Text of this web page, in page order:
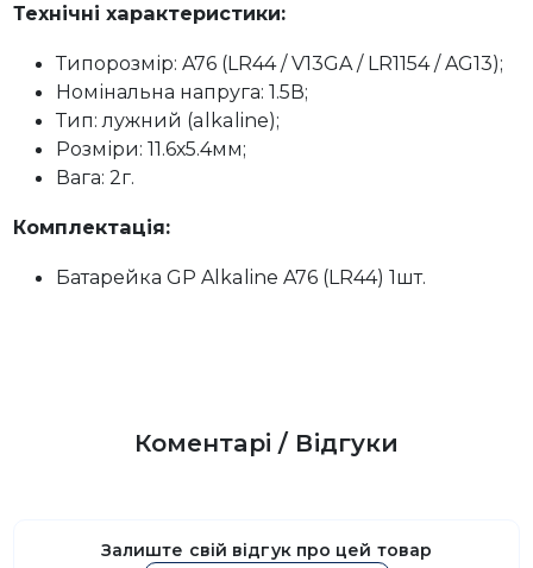
Технічні характеристики:
Типорозмір: A76 (LR44 / V13GA / LR1154 / AG13);
Номінальна напруга: 1.5В;
Тип: лужний (alkaline);
Розміри: 11.6х5.4мм;
Вага: 2г.
Комплектація:
Батарейка GP Alkaline A76 (LR44) 1шт.
Коментарі / Відгуки
Залиште свій відгук про цей товар